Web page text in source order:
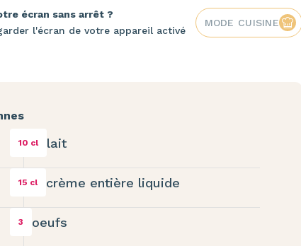
écran sans arrêt ?
l'écran de votre appareil activé
MODE CUISINE
10 cl lait
15 cl crème entière liquide
3 oeufs